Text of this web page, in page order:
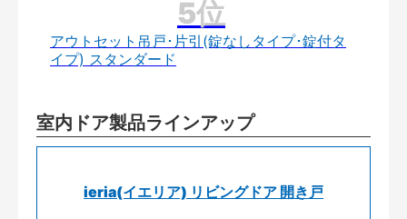
アウトセット吊戸･片引(錠なしタイプ･錠付タ
イプ) スタンダード
室内ドア製品ラインアップ
ieria(イエリア) リビングドア 開き戸